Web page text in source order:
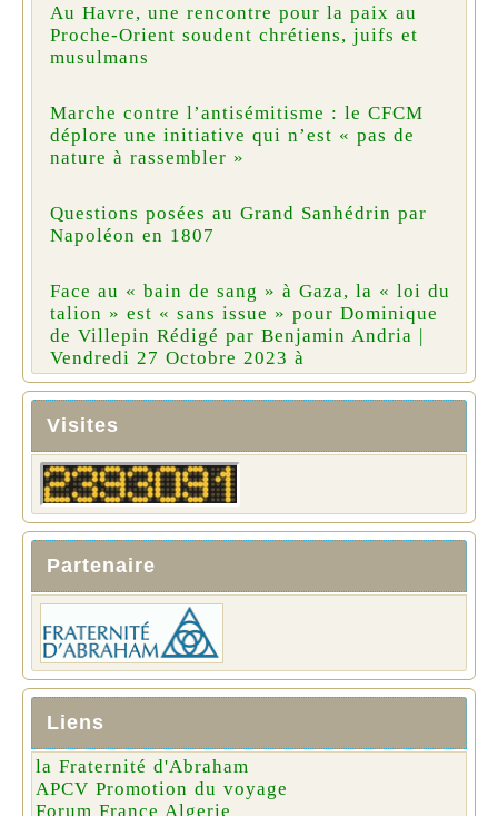
Au Havre, une rencontre pour la paix au
Proche-Orient soudent chrétiens, juifs et
musulmans
Marche contre l’antisémitisme : le CFCM
déplore une initiative qui n’est « pas de
nature à rassembler »
Questions posées au Grand Sanhédrin par
Napoléon en 1807
Face au « bain de sang » à Gaza, la « loi du
talion » est « sans issue » pour Dominique
de Villepin Rédigé par Benjamin Andria |
Vendredi 27 Octobre 2023 à
Visites
Partenaire
Liens
la Fraternité d'Abraham
APCV Promotion du voyage
Forum France Algerie